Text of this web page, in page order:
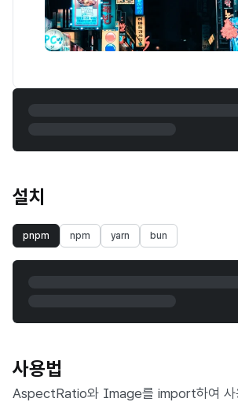
설치
pnpm npm yarn bun
사용법
AspectRatio와 Image를 import하여 사